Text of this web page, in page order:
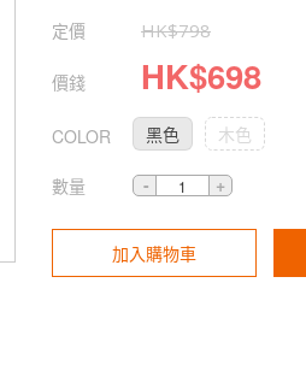
定價 HK$798
價錢 HK$698
COLOR 黑色 木色
數量
加入購物車